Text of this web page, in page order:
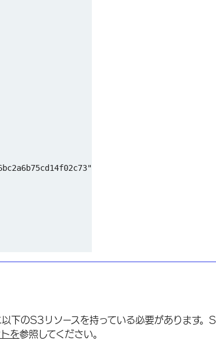
下のS3リソースを持っている必要があります。
を参照してください。